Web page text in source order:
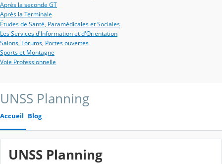
Après la seconde GT
Après la Terminale
Études de Santé, Paramédicales et Sociales
Les Services d'Information et d'Orientation
Salons, Forums, Portes ouvertes
Sports et Montagne
Voie Professionnelle
UNSS Planning
Accueil Blog
UNSS Planning